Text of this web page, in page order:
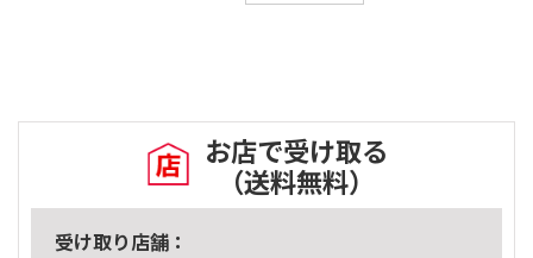
お店で受け取る
（送料無料）
受け取り店舗：